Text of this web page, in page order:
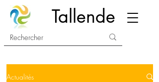
Tallende
Actualités